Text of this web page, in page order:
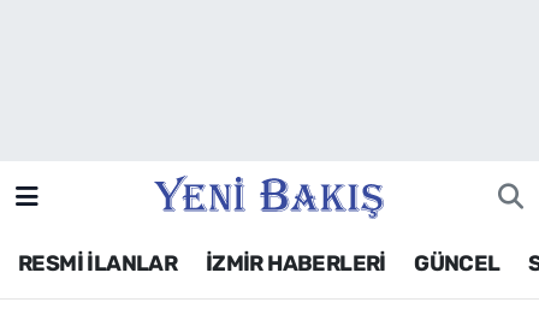
RESMİ İLANLAR İZMİR HABERLERİ GÜNCEL
Siyaset